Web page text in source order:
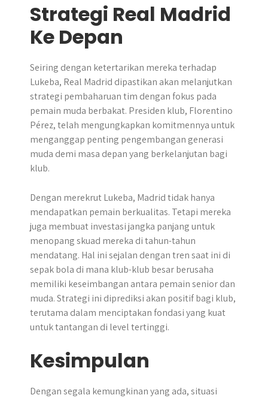
Strategi Real Madrid
Ke Depan
Seiring dengan ketertarikan mereka terhadap
Lukeba, Real Madrid dipastikan akan melanjutkan
strategi pembaharuan tim dengan fokus pada
pemain muda berbakat. Presiden klub, Florentino
Pérez, telah mengungkapkan komitmennya untuk
menganggap penting pengembangan generasi
muda demi masa depan yang berkelanjutan bagi
klub.
Dengan merekrut Lukeba, Madrid tidak hanya
mendapatkan pemain berkualitas. Tetapi mereka
juga membuat investasi jangka panjang untuk
menopang skuad mereka di tahun-tahun
mendatang. Hal ini sejalan dengan tren saat ini di
sepak bola di mana klub-klub besar berusaha
memiliki keseimbangan antara pemain senior dan
muda. Strategi ini diprediksi akan positif bagi klub,
terutama dalam menciptakan fondasi yang kuat
untuk tantangan di level tertinggi.
Kesimpulan
Dengan segala kemungkinan yang ada, situasi